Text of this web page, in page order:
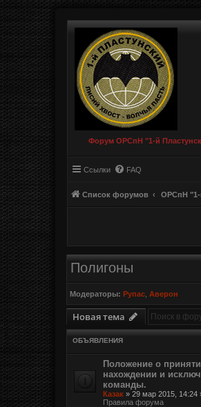
Форум ОРСпН "1-й
Ссылки FAQ
Список форумов ОРСпН "1-
Полигоны
Модераторы: Рупас ,Аверон
Новая тема
ОБЪЯВЛЕНИЯ
Положение о
нахождении и
команды.
Казак » 29 мар 2015, 14:24
Правила форума